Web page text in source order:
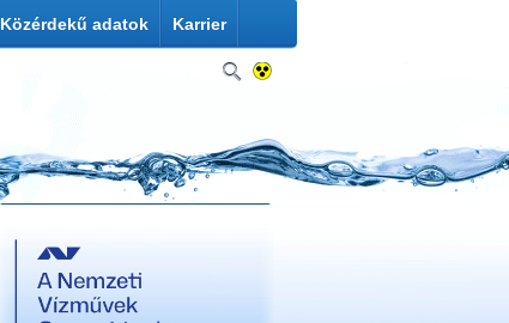
Közérdekű adatok Karrier